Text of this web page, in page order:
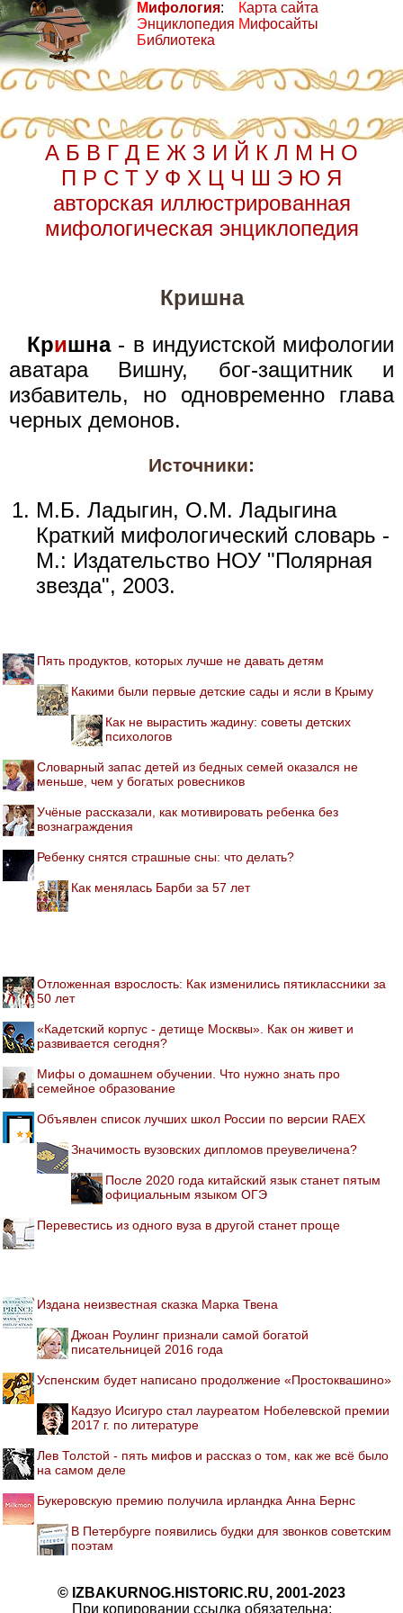
Мифология:
Энциклопедия
Библиотека
Карта сайта
Мифосайты
А Б В Г Д Е Ж З И Й К Л М Н О
П Р С Т У Ф Х Ц Ч Ш Э Ю Я
авторская иллюстрированная
мифологическая энциклопедия
Кришна
Кришна- в индуистской мифологии
аватара Вишну, бог-защитник и
избавитель, но одновременно глава
черных демонов.
Источники:
М.Б. Ладыгин, О.М. Ладыгина
Краткий мифологический словарь -
М.: Издательство НОУ "Полярная
звезда", 2003.
Пять продуктов, которых лучше не давать детям
Какими были первые детские сады и ясли в Крыму
Как не вырастить жадину: советы детских
психологов
Словарный запас детей из бедных семей оказался не
меньше, чем у богатых ровесников
Учёные рассказали, как мотивировать ребенка без
вознаграждения
Ребенку снятся страшные сны: что делать?
Как менялась Барби за 57 лет
Отложенная взрослость: Как изменились пятиклассники за
50 лет
«Кадетский корпус - детище Москвы». Как он живет и
развивается сегодня?
Мифы о домашнем обучении. Что нужно знать про
семейное образование
Объявлен список лучших школ России по версии RAEX
Значимость вузовских дипломов преувеличена?
После 2020 года китайский язык станет пятым
официальным языком ОГЭ
Перевестись из одного вуза в другой станет проще
Издана неизвестная сказка Марка Твена
Джоан Роулинг признали самой богатой
писательницей 2016 года
Успенским будет написано продолжение «Простоквашино»
Кадзуо Исигуро стал лауреатом Нобелевской премии
2017 г. по литературе
Лев Толстой - пять мифов и рассказ о том, как же всё было
на самом деле
Букеровскую премию получила ирландка Анна Бернс
В Петербурге появились будки для звонков советским
поэтам
© IZBAKURNOG.HISTORIC.RU, 2001-2023
При копировании ссылка обязательна: